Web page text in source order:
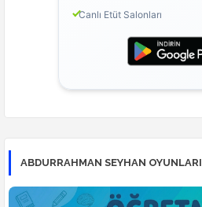
Canlı Etüt Salonları
ABDURRAHMAN SEYHAN OYUNLARI